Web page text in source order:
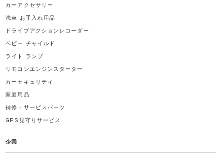
カーアクセサリー
洗車 お手入れ用品
ドライブアクションレコーダー
ベビー チャイルド
ライト ランプ
リモコンエンジンスターター
カーセキュリティ
家庭用品
補修・サービスパーツ
GPS見守りサービス
企業